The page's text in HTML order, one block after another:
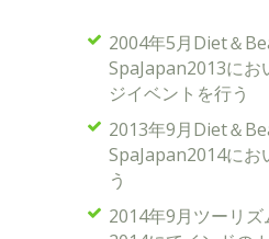
2004年5月Diet＆
SpaJapan2013にお
ジイベントを行う
2013年9月Diet＆
SpaJapan2014にお
う
2014年9月ツーリズ